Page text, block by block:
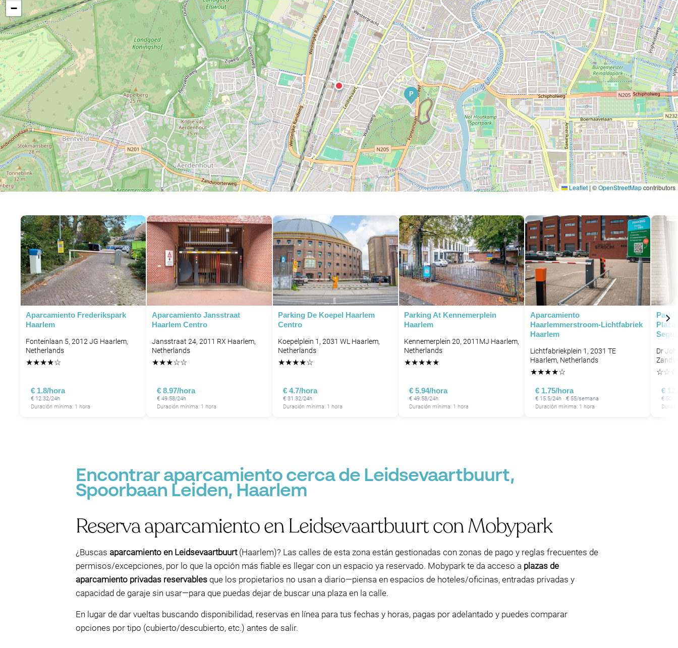
P
−
Leaflet |©OpenStreetMapcontributors
Aparcamiento Frederikspark
Haarlem
Fonteinlaan 5, 2012 JG Haarlem,
Netherlands
★★★★☆
€ 1.8/hora
€ 12.32/24h
Duración mínima: 1 hora
Aparcamiento Jansstraat
Haarlem Centro
Jansstraat 24, 2011 RX Haarlem,
Netherlands
★★★☆☆
€ 8.97/hora
€ 49.58/24h
Duración mínima: 1 hora
Parking De Koepel Haarlem
Centro
Koepelplein 1, 2031 WL Haarlem,
Netherlands
★★★★☆
€ 4.7/hora
€ 31.32/24h
Duración mínima: 1 hora
Parking At Kennemerplein
Haarlem
Kennemerplein 20, 2011MJ Haarlem,
Netherlands
★★★★★
€ 5.94/hora
€ 49.58/24h
Duración mínima: 1 hora
Aparcamiento
Haarlemmerstroom-Lichtfabriek
Haarlem
Lichtfabriekplein 1, 2031 TE
Haarlem, Netherlands
★★★★☆
€ 1.75/hora
€ 15.5/24h · € 55/semana
Duración mínima: 1 hora
Plaza
Dr
☆☆
€
€ 50/
Encontrar aparcamiento cerca de Leidsevaartbuurt,
Spoorbaan Leiden, Haarlem
Reserva aparcamiento en Leidsevaartbuurt con Mobypark
¿Buscas aparcamiento en Leidsevaartbuurt(Haarlem)? Las calles de esta zona están gestionadas con zonas de pago y reglas frecuentes de
permisos/excepciones, por lo que la opción más fiable es llegar con un espacio ya reservado. Mobypark te da acceso a plazas de
aparcamiento privadas reservables que los propietarios no usan a diario—piensa en espacios de hoteles/oficinas, entradas privadas y
capacidad de garaje sin usar—para que puedas dejar de buscar una plaza en la calle.
En lugar de dar vueltas buscando disponibilidad, reservas en línea para tus fechas y horas, pagas por adelantado y puedes comparar
opciones por tipo (cubierto/descubierto, etc.) antes de salir.